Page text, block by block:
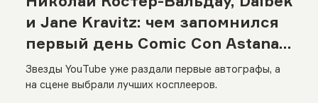
и Jane Kravitz: чем запомнился
первый день Comic Con Astana
2026
Звезды YouTube уже раздали первые автографы, а
на сцене выбрали лучших косплееров.